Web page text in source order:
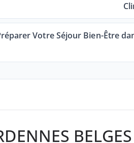
Votre Séjour Bien-Être